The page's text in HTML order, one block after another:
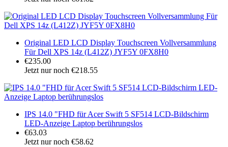
Original LED LCD Display Touchscreen Vollversammlung
Für Dell XPS 14z (L412Z) JYF5Y 0FX8H0
€235.00
Jetzt nur noch €218.55
IPS 14.0 "FHD für Acer Swift 5 SF514 LCD-Bildschirm
LED-Anzeige Laptop berührungslos
€63.03
Jetzt nur noch €58.62